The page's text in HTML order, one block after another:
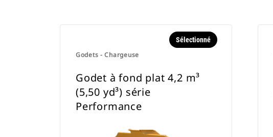
Godets - Chargeuse
Sélectionné
Godet à fond plat 4,2 m³
(5,50 yd³) série
Performance